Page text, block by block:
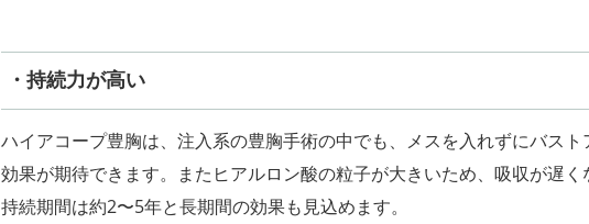
・持続力が高い
ハイアコープ豊胸は、注入系の豊胸手術の中でも、メスを入れずにバスト
効果が期待できます。またヒアルロン酸の粒子が大きいため、吸収が遅く
持続期間は約2〜5年と長期間の効果も見込めます。